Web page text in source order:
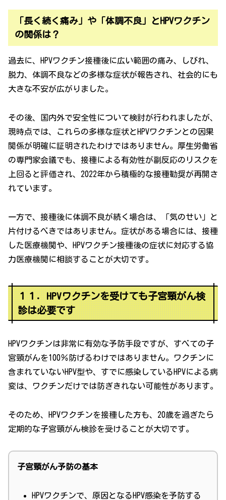
「長く続く痛み」や「体調不良」とHPVワクチン
の関係は？
過去に、HPVワクチン接種後に広い範囲の痛み、しびれ、
脱力、体調不良などの多様な症状が報告され、社会的にも
大きな不安が広がりました。
その後、国内外で安全性について検討が行われましたが、
現時点では、これらの多様な症状とHPVワクチンとの因果
関係が明確に証明されたわけではありません。厚生労働省
の専門家会議でも、接種による有効性が副反応のリスクを
上回ると評価され、2022年から積極的な接種勧奨が再開さ
れています。
一方で、接種後に体調不良が続く場合は、「気のせい」と
片付けるべきではありません。症状がある場合には、接種
した医療機関や、HPVワクチン接種後の症状に対応する協
力医療機関に相談することが大切です。
１１．HPVワクチンを受けても子宮頸がん検
診は必要です
HPVワクチンは非常に有効な予防手段ですが、すべての子
宮頸がんを100％防げるわけではありません。ワクチンに
含まれていないHPV型や、すでに感染しているHPVによる病
変は、ワクチンだけでは防ぎきれない可能性があります。
そのため、HPVワクチンを接種した方も、20歳を過ぎたら
定期的な子宮頸がん検診を受けることが大切です。
子宮頸がん予防の基本
HPVワクチンで、原因となるHPV感染を予防する